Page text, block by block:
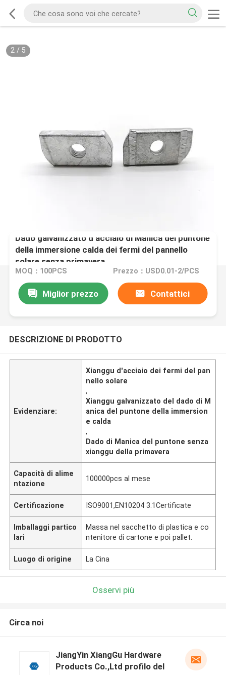
2/ 5
Dado galvanizzato d'acciaio di Manica del puntone
della immersione calda dei fermi del pannello
solare senza primavera
MOQ：100PCS Prezzo：USD0.01-2/PCS
Miglior prezzo Contattici
DESCRIZIONE DI PRODOTTO
Evidenziare:
Xianggu d'acciaio dei fermi del pan
nello solare
,
Xianggu galvanizzato del dado di M
anica del puntone della immersion
e calda
,
Dado di Manica del puntone senza
xianggu della primavera
Capacità di alime
ntazione
100000pcs al mese
Certificazione ISO9001,EN10204 3.1Certificate
Imballaggi partico
lari
Massa nel sacchetto di plastica e co
ntenitore di cartone e poi pallet.
Luogo di origine La Cina
Osservi più
Circa noi
JiangYin XiangGu Hardware
Products Co.,Ltd profilo del